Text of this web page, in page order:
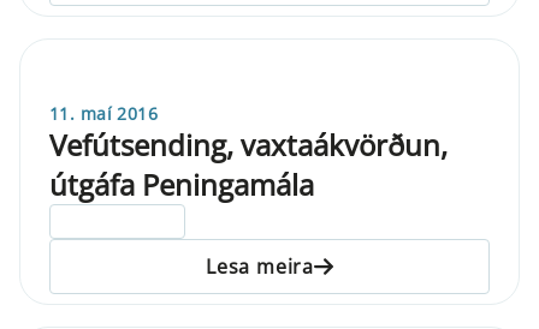
11. maí 2016
Vefútsending, vaxtaákvörðun,
útgáfa Peningamála
Lesa meira